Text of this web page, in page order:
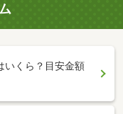
いくら？目安金額